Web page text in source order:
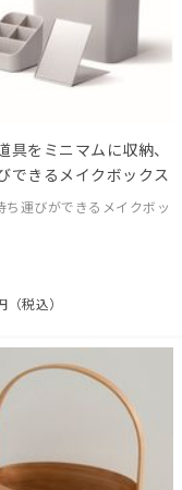
具をミニマムに収納、
できるメイクボックス
ち運びができるメイクボッ
（税込）